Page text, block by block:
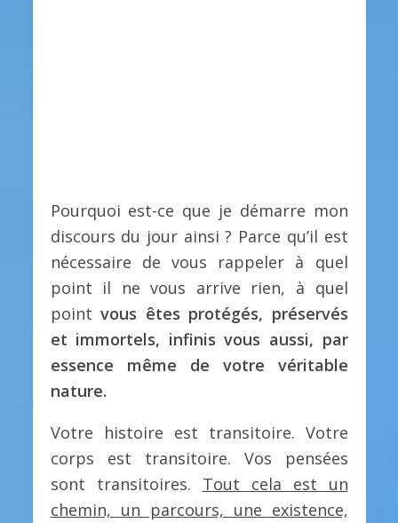
Pourquoi est-ce que je démarre mon
discours du jour ainsi ? Parce qu’il est
nécessaire de vous rappeler à quel
point il ne vous arrive rien, à quel
point vous êtes protégés, préservés
et immortels, infinis vous aussi, par
essence même de votre véritable
nature.
Votre histoire est transitoire. Votre
corps est transitoire. Vos pensées
sont transitoires. Tout cela est un
chemin, un parcours, une existence,